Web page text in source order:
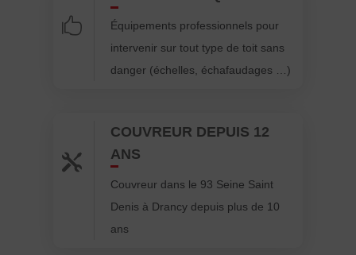

Équipements professionnels pour
intervenir sur tout type de toit sans
danger (échelles, échafaudages …)

COUVREUR DEPUIS 12
ANS
Couvreur dans le 93 Seine Saint
Denis à Drancy depuis plus de 10
ans